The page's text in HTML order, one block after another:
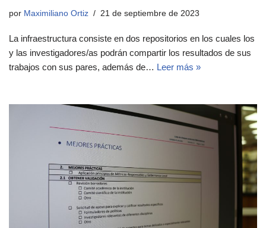
por Maximiliano Ortiz 21 de septiembre de 2023
La infraestructura consiste en dos repositorios en los cuales los
y las investigadores/as podrán compartir los resultados de sus
trabajos con sus pares, además de… Leer más »